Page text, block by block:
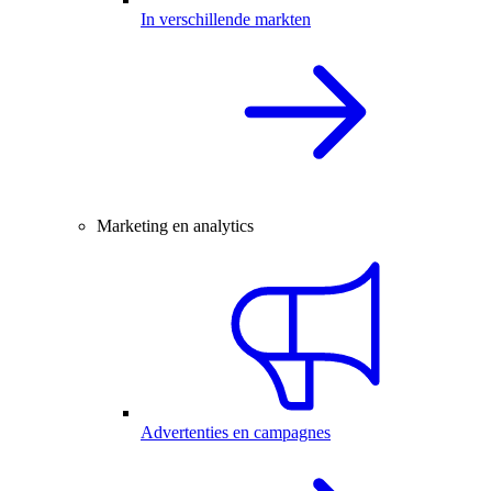
In verschillende markten
Marketing en analytics
Advertenties en campagnes